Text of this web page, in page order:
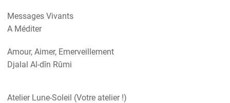
Messages Vivants
A Méditer
Amour, Aimer, Emerveillement
Djalal Al-dîn Rûmi
Atelier Lune-Soleil (Votre atelier !)